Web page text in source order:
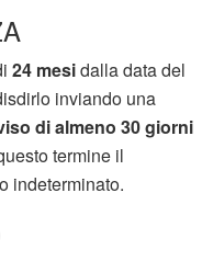
24 mesidalla data del
inviando una
di almeno 30 giorni
termine il
indeterminato.